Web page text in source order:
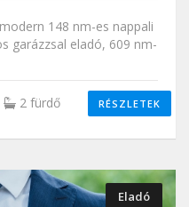
148 nm-es nappali
garázzsal eladó, 609 nm-
2 fürdő RÉSZLETEK
Eladó